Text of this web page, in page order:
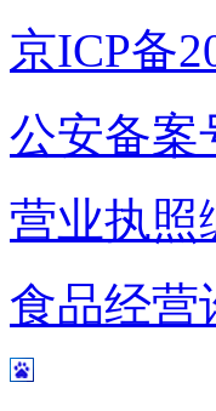
京ICP备
公安备案
营业执照
食品经营